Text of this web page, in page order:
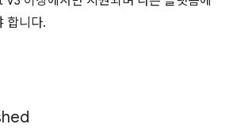
합니다.